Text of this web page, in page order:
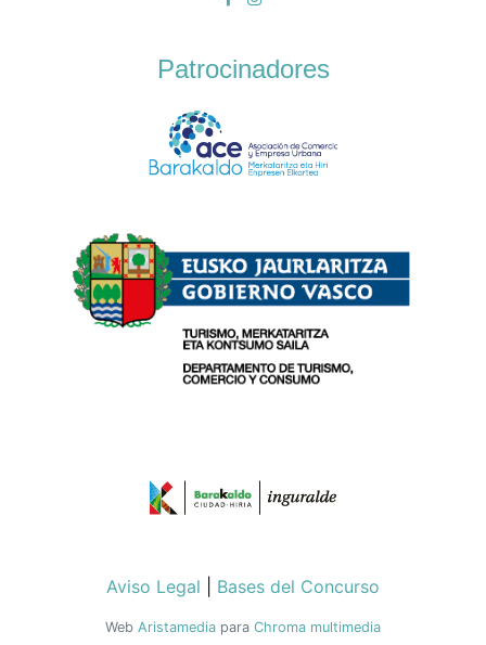
Patrocinadores
Aviso Legal Bases del Concurso
Web Aristamedia para Chroma multimedia